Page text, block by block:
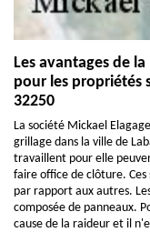
Les avantages de
pour les propriétés
32250
La société Mickael
grillage dans la ville de
travaillent pour elle
faire office de clôture.
par rapport aux autres.
composée de panneaux.
cause de la raideur et il